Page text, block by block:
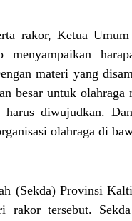
rakor, Ketua
menyampaikan
materi yang
besar untuk
diwujudkan.
olahraga di
(Sekda) Provinsi
rakor tersebut.